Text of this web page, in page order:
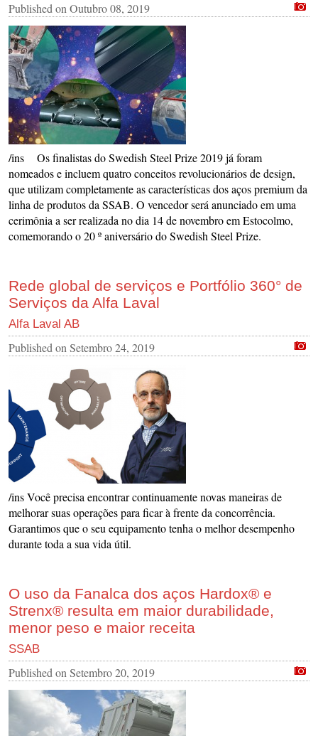
Published on Outubro 08, 2019
/ins Os finalistas do Swedish Steel Prize 2019 já foram
nomeados e incluem quatro conceitos revolucionários de design,
que utilizam completamente as características dos aços premium da
linha de produtos da SSAB. O vencedor será anunciado em uma
cerimônia a ser realizada no dia 14 de novembro em Estocolmo,
comemorando o 20 º aniversário do Swedish Steel Prize.
Rede global de serviços e Portfólio 360° de
Serviços da Alfa Laval
Alfa Laval AB
Published on Setembro 24, 2019
/ins Você precisa encontrar continuamente novas maneiras de
melhorar suas operações para ficar à frente da concorrência.
Garantimos que o seu equipamento tenha o melhor desempenho
durante toda a sua vida útil.
O uso da Fanalca dos aços Hardox® e
Strenx® resulta em maior durabilidade,
menor peso e maior receita
SSAB
Published on Setembro 20, 2019